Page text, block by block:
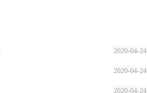
2020-04-24
2020-04-24
2020-04-24